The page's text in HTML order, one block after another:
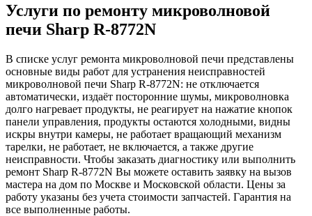
Услуги по ремонту микроволновой
печи Sharp R-8772N
В списке услуг ремонта микроволновой печи представлены
основные виды работ для устранения неисправностей
микроволновой печи Sharp R-8772N: не отключается
автоматически, издаёт посторонние шумы, микроволновка
долго нагревает продукты, не реагирует на нажатие кнопок
панели управления, продукты остаются холодными, видны
искры внутри камеры, не работает вращающий механизм
тарелки, не работает, не включается, а также другие
неисправности. Чтобы заказать диагностику или выполнить
ремонт Sharp R-8772N Вы можете оставить заявку на вызов
мастера на дом по Москве и Московской области. Цены за
работу указаны без учета стоимости запчастей. Гарантия на
все выполненные работы.